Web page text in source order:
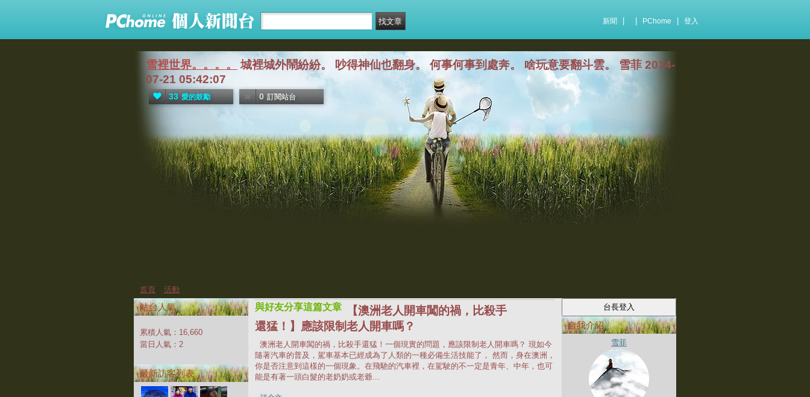
新聞 PChome 登入
雪裡世界。。。。
城裡城外鬧紛紛。 吵得神仙也翻身。 何事何事到處奔。 啥玩意要翻斗雲。 雪菲 2014-
07-21 05:42:07
33 愛的鼓勵 0 訂閱站台
首頁 活動
與好友分享這篇文章
【澳洲老人開車闖的禍，比殺手
還猛！】應該限制老人開車嗎？
澳洲老人開車闖的禍，比殺手還猛！一個現實的問題，應該限制老人開車嗎？ 現如今
隨著汽車的普及，駕車基本已經成為了人類的一種必備生活技能了， 然而，身在澳洲，
你是否注意到這樣的一個現象。在飛馳的汽車裡，在駕駛的不一定是青年、中年，也可
能是有著一頭白髮的老奶奶或老爺...
自我介紹
雪菲
站台人氣
累積人氣： 16,660
當日人氣： 2
最新訪客列表